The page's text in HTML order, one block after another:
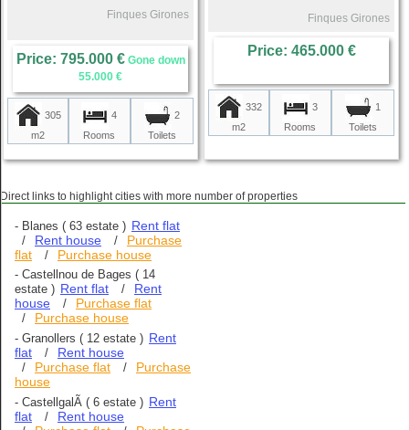
Finques Girones
Price: 795.000 €Gone down
55.000 €
305
m2
4
Rooms
2
Toilets
Finques Girones
Price: 465.000 €
332
m2
3
Rooms
1
Toilets
Direct links to highlight cities with more number of properties
- Blanes ( 63 estate ) Rent flat
/ Rent house /
Purchase
flat
/ Purchase house
- Castellnou de Bages ( 14
estate ) Rent flat /
Rent
house
/ Purchase flat
/ Purchase house
- Granollers ( 12 estate ) Rent
flat
/ Rent house
/ Purchase flat /
Purchase
house
- CastellgalÃ­ ( 6 estate ) Rent
flat
/ Rent house